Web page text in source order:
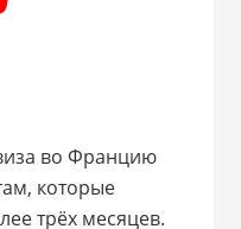
во Францию
которые
трёх месяцев.